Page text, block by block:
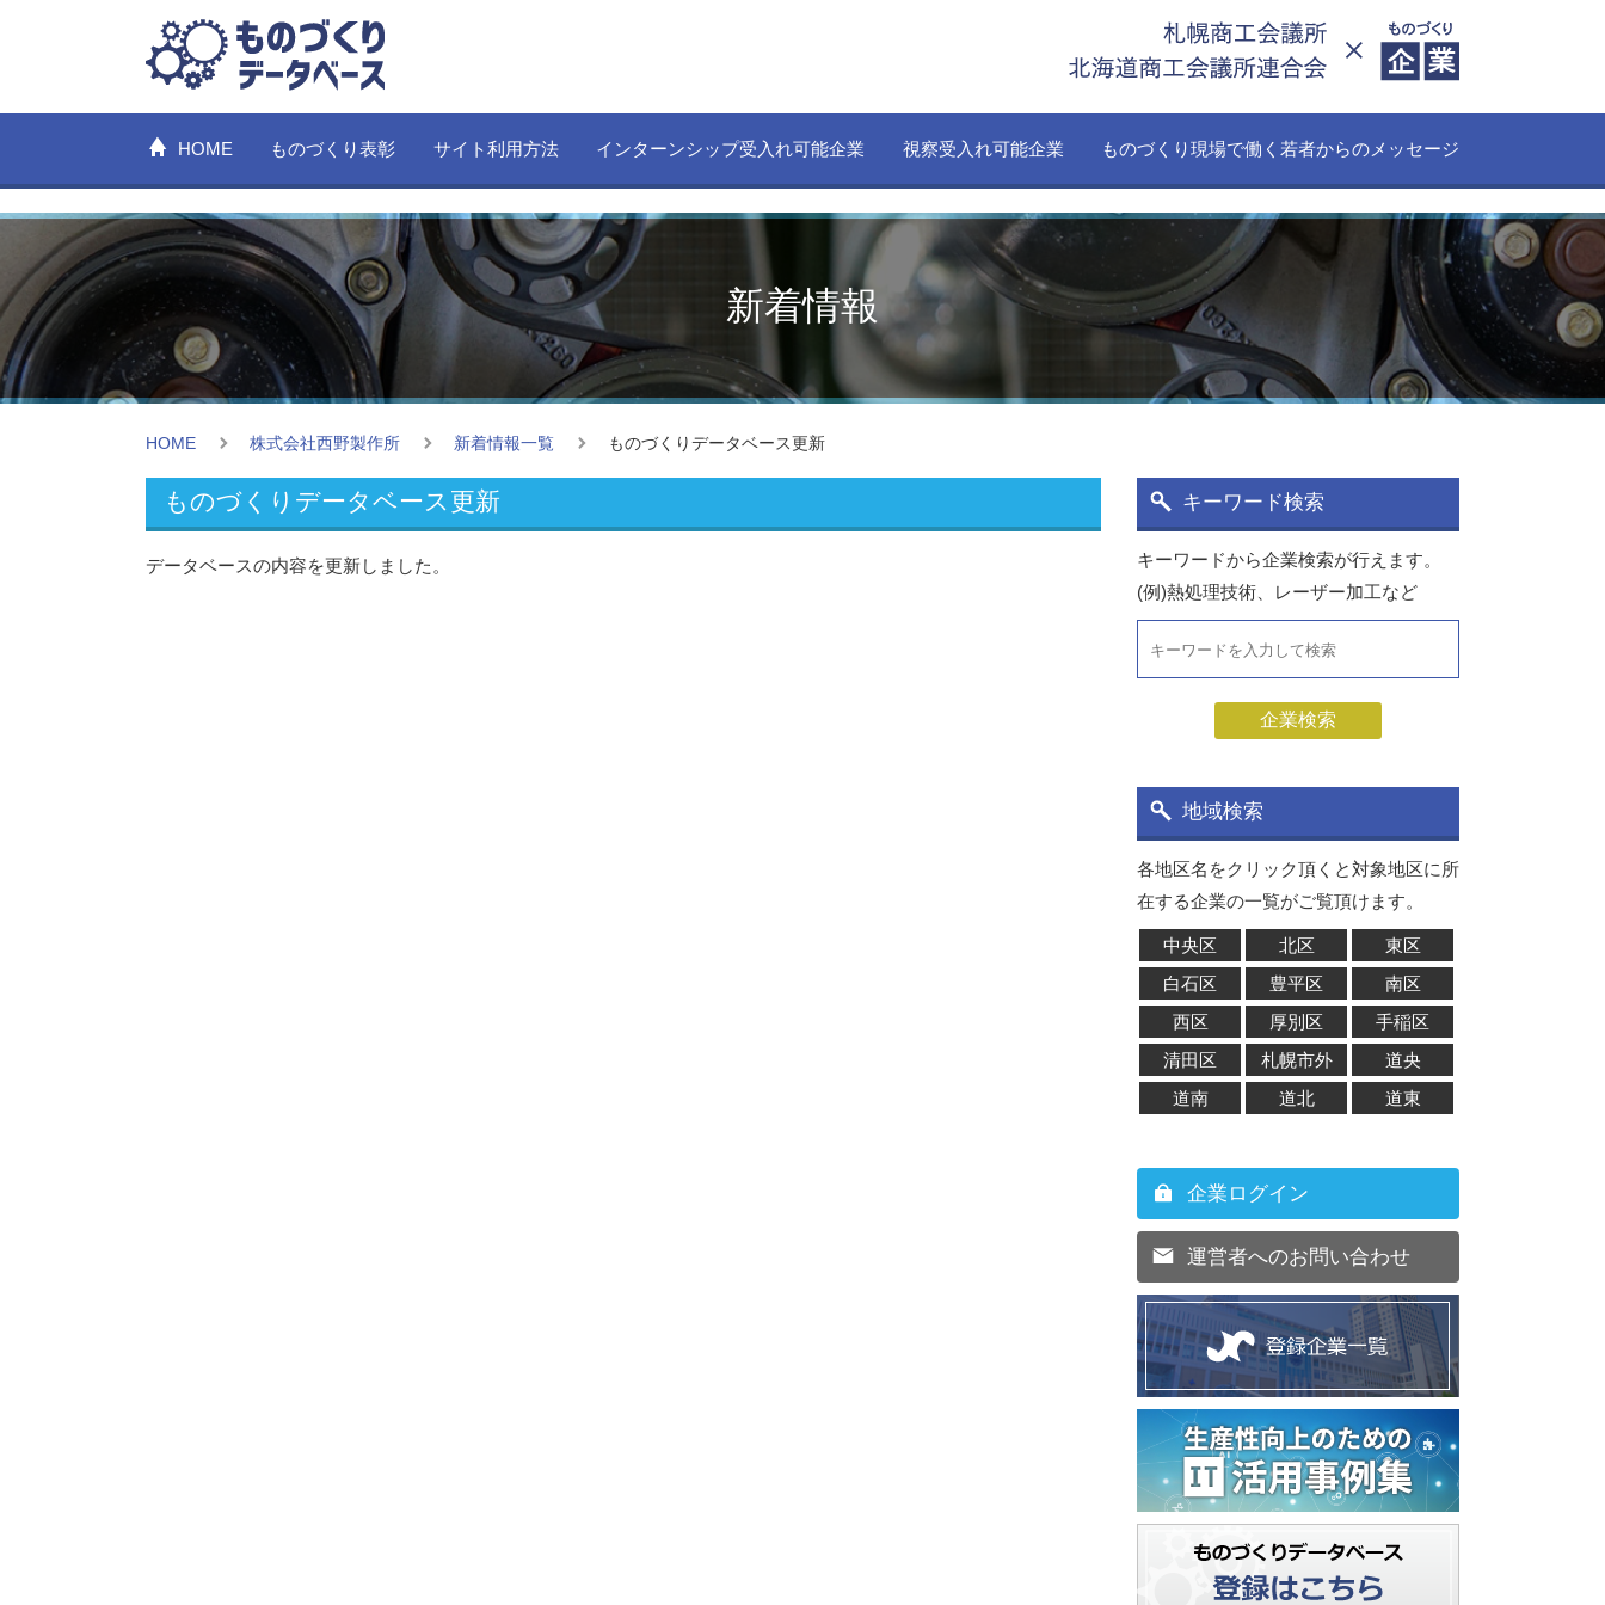
HOME ものづくり表彰 サイト利用方法 インターンシップ受入れ可能企業 視察受入れ可能企業 ものづくり現場で働く若者からのメッセージ
新着情報
HOME 株式会社西野製作所 新着情報一覧 ものづくりデータベース更新
ものづくりデータベース更新
データベースの内容を更新しました。
キーワード検索
キーワードから企業検索が行えます。
(例)熱処理技術、レーザー加工など
地域検索
各地区名をクリック頂くと対象地区に所
在する企業の一覧がご覧頂けます。
中央区 北区
東区
白石区
豊平区
南区
西区
厚別区
手稲区
清田区
札幌市外
道央
道南
道北 道東
企業ログイン
運営者へのお問い合わせ